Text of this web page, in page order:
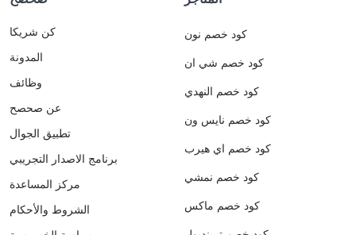
كن شريكا
المدونة
وظائف
عن صحصح
تطبيق الجوال
برنامج الاصدار التجريبي
مركز المساعدة
الشروط والأحكام
كود خصم نون
كود خصم شي ان
كود خصم النهدي
كود خصم نايس ون
كود خصم اي هيرب
كود خصم نمشي
كود خصم ماكس